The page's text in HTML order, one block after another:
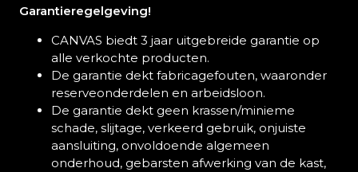
Garantieregelgeving!
CANVAS biedt 3 jaar uitgebreide garantie op
alle verkochte producten.
De garantie dekt fabricagefouten, waaronder
reserveonderdelen en arbeidsloon.
De garantie dekt geen krassen/minieme
schade, slijtage, verkeerd gebruik, onjuiste
aansluiting, onvoldoende algemeen
onderhoud, gebarsten afwerking van de kast,